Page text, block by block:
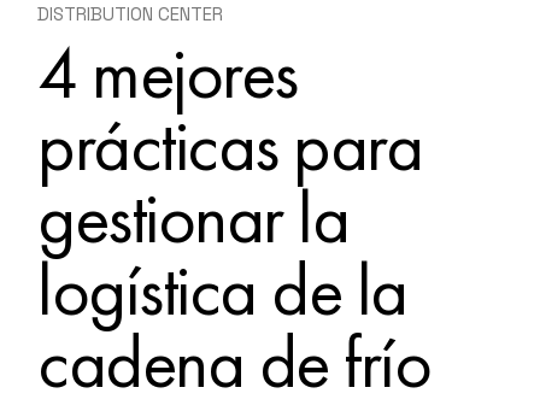
DISTRIBUTION CENTER
4 mejores
prácticas para
gestionar la
logística de la
cadena de frío